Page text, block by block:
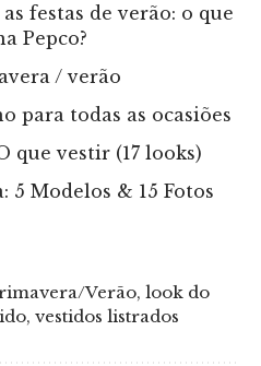
festas de verão: o que
Pepco?
/ verão
para todas as ocasiões
que vestir (17 looks)
5 Modelos & 15 Fotos
Verão, look do
, vestidos listrados